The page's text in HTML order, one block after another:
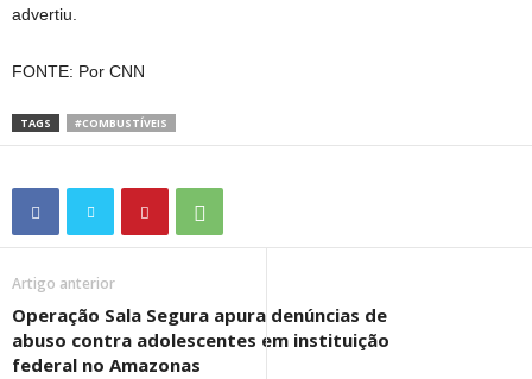
advertiu.
FONTE: Por CNN
TAGS #COMBUSTÍVEIS
Artigo anterior
Operação Sala Segura apura denúncias de
abuso contra adolescentes em instituição
federal no Amazonas